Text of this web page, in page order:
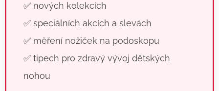
✅ nových kolekcích
✅ speciálních akcích a slevách
✅ měření nožiček na podoskopu
✅ tipech pro zdravý vývoj dětských
nohou